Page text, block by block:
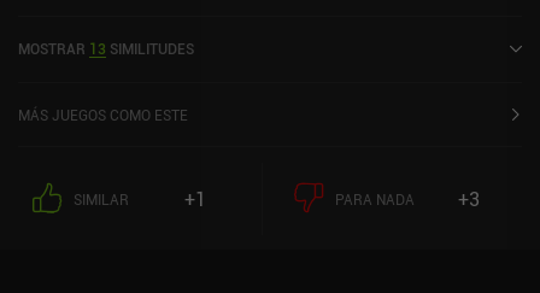
Chinatown Wars se cuenta a través de una narración tipo cómic
ritmo agradable.Los controles pueden ser difíciles de
intuitiva de tiroteo y combate de artes marciales. En general, la
adaptación está muy bien hecha, y la principal característica que
MOSTRAR 13 SIMILITUDES
MÁS JUEGOS COMO ESTE
SIMILAR +1 PARA NADA +3